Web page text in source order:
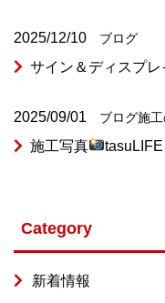
2025/12/10 ブログ
サイン＆ディスプ
2025/09/01 ブログ施
施工写真 tasuLIFE
Category
新着情報